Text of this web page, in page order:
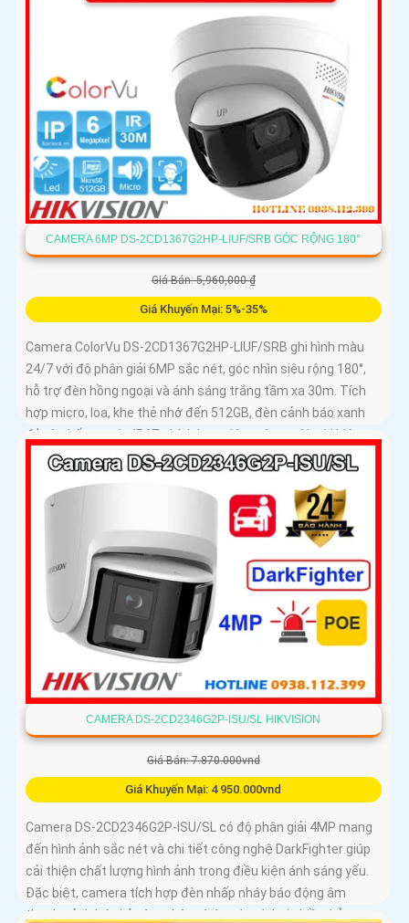
CAMERA 6MP DS-2CD1367G2HP-LIUF/SRB GÓC RỘNG 180°
Giá Bán: 5,960,000 ₫
Giá Khuyến Mại: 5%-35%
Camera ColorVu DS-2CD1367G2HP-LIUF/SRB ghi hình màu
24/7 với độ phân giải 6MP sắc nét, góc nhìn siêu rộng 180°,
hỗ trợ đèn hồng ngoại và ánh sáng trắng tầm xa 30m. Tích
hợp micro, loa, khe thẻ nhớ đến 512GB, đèn cảnh báo xanh
đỏ và chống nước IP67, thích hợp giám sát ngoài trời hiệu
CAMERA DS-2CD2346G2P-ISU/SL HIKVISION
Giá Bán: 7.870.000vnd
Giá Khuyến Mại: 4 950.000vnd
Camera DS-2CD2346G2P-ISU/SL có độ phân giải 4MP mang
đến hình ảnh sắc nét và chi tiết công nghệ DarkFighter giúp
cải thiện chất lượng hình ảnh trong điều kiện ánh sáng yếu.
Đặc biệt, camera tích hợp đèn nhấp nháy báo động âm
thanh cảnh báo kẻ xâm nhập và âm thanh hai chiều, hỗ trợ